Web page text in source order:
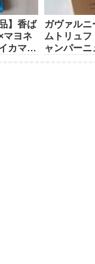
】香ば
マヨネ
カマ
ガヴァル
ムトリュ
ャンパーニ